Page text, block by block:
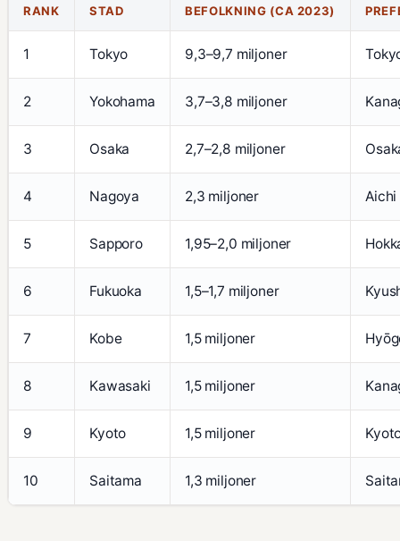
RANK STAD BEFOLKNING (CA 2023)
1 Tokyo 9,3–9,7 miljoner
2 Yokohama 3,7–3,8 miljoner
3 Osaka 2,7–2,8 miljoner
4 Nagoya 2,3 miljoner Aichi
5 Sapporo 1,95–2,0 miljoner
6 Fukuoka 1,5–1,7 miljoner
7 Kobe 1,5 miljoner
8 Kawasaki 1,5 miljoner
9 Kyoto 1,5 miljoner
10 Saitama 1,3 miljoner